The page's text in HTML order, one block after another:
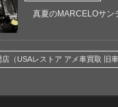
真夏のMARCELOサン
（USAレストア アメ車買取 旧